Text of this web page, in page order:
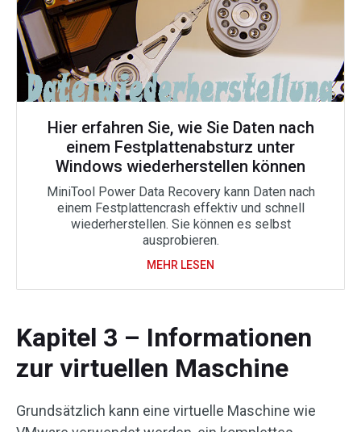
Hier erfahren Sie, wie Sie Daten nach
einem Festplattenabsturz unter
Windows wiederherstellen können
MiniTool Power Data Recovery kann Daten nach
einem Festplattencrash effektiv und schnell
wiederherstellen. Sie können es selbst
ausprobieren.
MEHR LESEN
Kapitel 3 – Informationen
zur virtuellen Maschine
Grundsätzlich kann eine virtuelle Maschine wie